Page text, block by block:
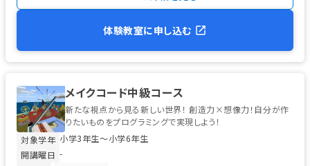
体験教室に申し込む
メイクコード中級コース
新たな視点から見る新しい世界！ 創造力×想像力！自分が作
りたいものをプログラミングで実現しよう！
対象学年 小学3年生〜小学6年生
開講曜日 -